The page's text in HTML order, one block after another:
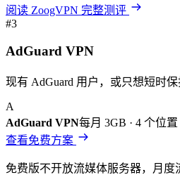
阅读 ZoogVPN 完整测评
#3
AdGuard VPN
现有 AdGuard 用户，或只想短时保
A
AdGuard VPN每月 3GB · 4 个位置
查看免费方案
免费版不开放流媒体服务器，月度